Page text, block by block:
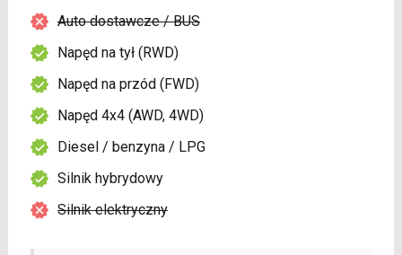
Auto dostawcze / BUS
Napęd na tył (RWD)
Napęd na przód (FWD)
Napęd 4x4 (AWD, 4WD)
Diesel / benzyna / LPG
Silnik hybrydowy
Silnik elektryczny